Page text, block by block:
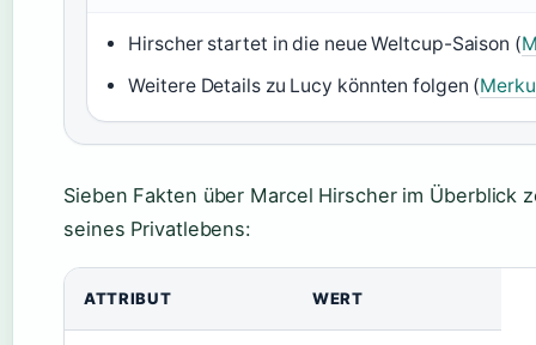
Hirscher startet in die neue Weltcup-Saison (
Weitere Details zu Lucy könnten folgen (
Sieben Fakten über Marcel Hirscher im Überblick
seines Privatlebens:
ATTRIBUT WERT